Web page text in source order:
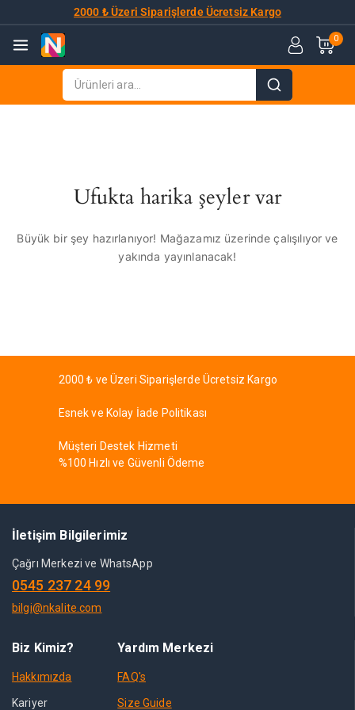
2000 ₺ Üzeri Siparişlerde Ücretsiz Kargo
0
Ufukta harika şeyler var
Büyük bir şey hazırlanıyor! Mağazamız üzerinde çalışılıyor ve
yakında yayınlanacak!
2000 ₺ ve Üzeri Siparişlerde Ücretsiz Kargo
Esnek ve Kolay İade Politikası
Müşteri Destek Hizmeti
%100 Hızlı ve Güvenli Ödeme
İletişim Bilgilerimiz
Çağrı Merkezi ve WhatsApp
0545 237 24 99
bilgi@nkalite.com
Biz Kimiz?
Hakkımızda
Kariyer
Yardım Merkezi
FAQ's
Size Guide